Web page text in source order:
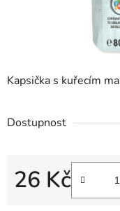
Kapsička s kuřecím
Dostupnost
26 Kč
Měrná cena: